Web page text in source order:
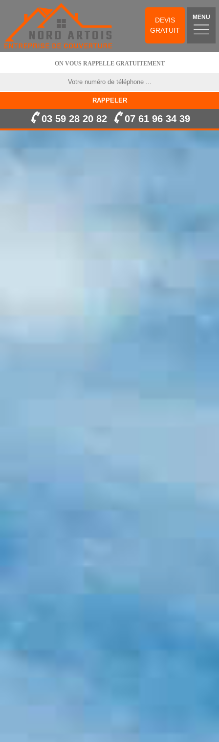
DEVIS
GRATUIT
MENU
ON VOUS RAPPELLE GRATUITEMENT
03 59 28 20 82 07 61 96 34 39